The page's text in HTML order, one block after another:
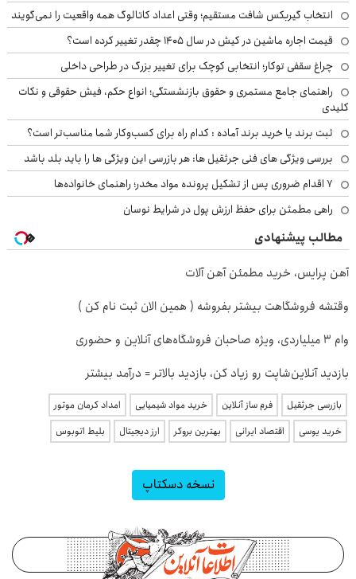
انتخاب گیربکس شافت مستقیم؛ وقتی اعداد کاتالوگ همه واقعیت را نمی‌گویند
قیمت اجاره ماشین در کیش در سال ۱۴۰۵ چقدر تغییر کرده است؟
چراغ سقفی توکار؛ انتخابی کوچک برای تغییر بزرگ در طراحی داخلی
راهنمای جامع مستمری و حقوق بازنشستگی؛ انواع حکم، فیش حقوقی و نکات
کلیدی
ثبت برند یا خرید برند آماده : کدام راه برای کسب‌وکار شما مناسب‌تر است؟
بررسی ویژگی های فنی جرثقیل ها: هر بازرسی این ویژگی ها را باید بلد باشد
۷ اقدام ضروری پس از تشکیل پرونده مواد مخدر؛ راهنمای خانواده‌ها
راهی مطمئن برای حفظ ارزش پول در شرایط نوسان
مطالب پیشنهادی
آهن پرایس، خرید مطمئن آهن آلات
وقتشه فروشگاهت بیشتر بفروشه ( همین الان ثبت نام کن )
وام ۳ میلیاردی، ویژه صاحبان فروشگاه‌های آنلاین و حضوری
بازدید آنلاین‌شاپت رو زیاد کن، بازدید بالاتر = درآمد بیشتر
بازرسی جرثقیل فرم ساز آنلاین خرید مواد شیمیایی
امداد کرمان موتور
خرید یوسی
اقتصاد ایرانی بهترین بروکر ارز دیجیتال بلیط اتوبوس
نسخه دسکتاپ